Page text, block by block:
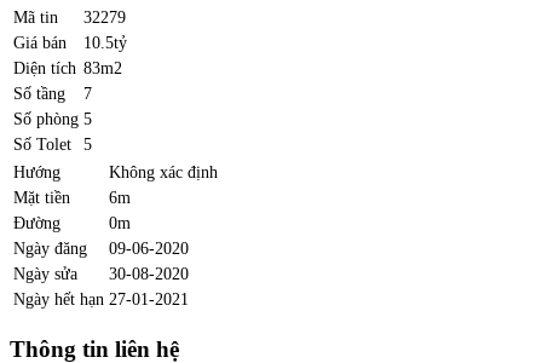
Mã tin
32279
Giá bán
10.5tỷ
Diện tích 83m2
Số tầng
7
Số phòng 5
Số Tolet
5
Hướng
Không xác định
Mặt tiền
6m
Đường
0m
Ngày đăng
09-06-2020
Ngày sửa
30-08-2020
Ngày hết hạn 27-01-2021
Thông tin liên hệ